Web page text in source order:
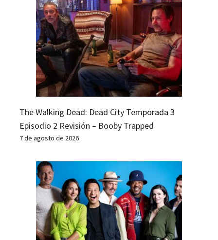
The Walking Dead: Dead City Temporada 3
Episodio 2 Revisión – Booby Trapped
7 de agosto de 2026